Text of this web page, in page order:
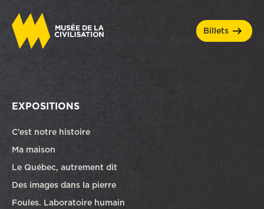
billets
EXPOSITIONS
C’est notre histoire
Ma maison
Le Québec, autrement dit
Des images dans la pierre
Foules. Laboratoire humain